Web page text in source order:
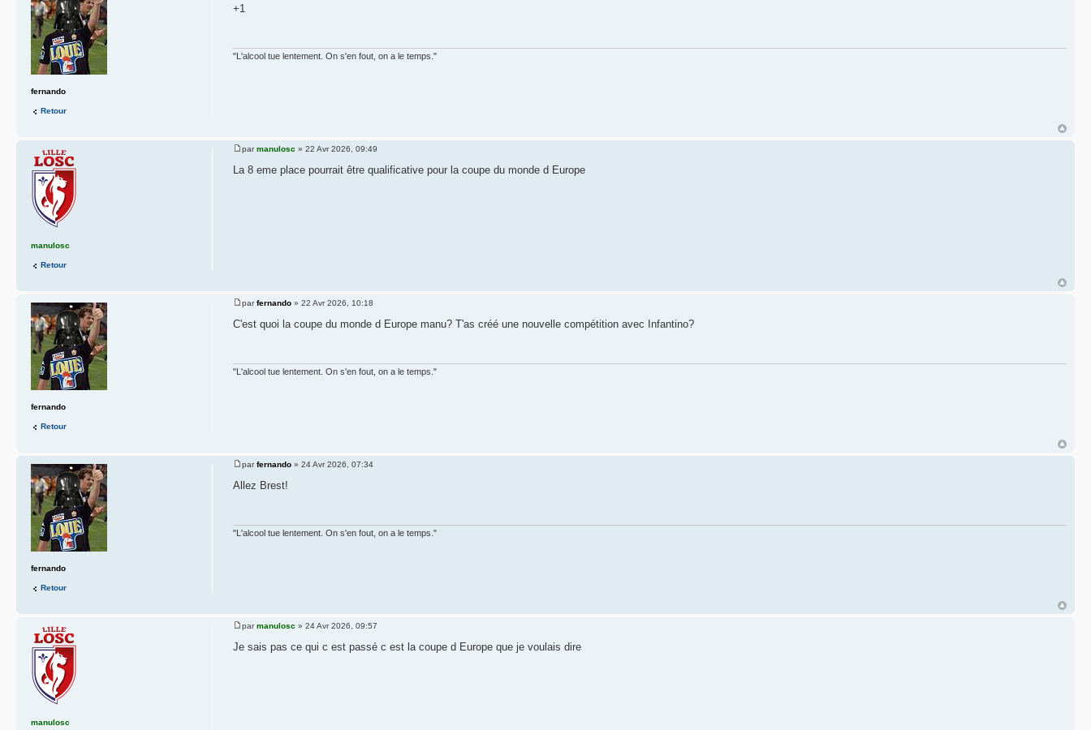
+1
"L'alcool tue lentement. On s'en fout, on a le temps."
fernando
Retour
parmanulosc » 22 Avr 2026, 09:49
La 8 eme place pourrait être qualificative pour la coupe du monde d Europe
manulosc
Retour
parfernando» 22 Avr 2026, 10:18
C'est quoi la coupe du monde d Europe manu? T'as créé une nouvelle compétition avec Infantino?
"L'alcool tue lentement. On s'en fout, on a le temps."
fernando
Retour
parfernando» 24 Avr 2026, 07:34
Allez Brest!
"L'alcool tue lentement. On s'en fout, on a le temps."
fernando
Retour
parmanulosc » 24 Avr 2026, 09:57
Je sais pas ce qui c est passé c est la coupe d Europe que je voulais dire
manulosc